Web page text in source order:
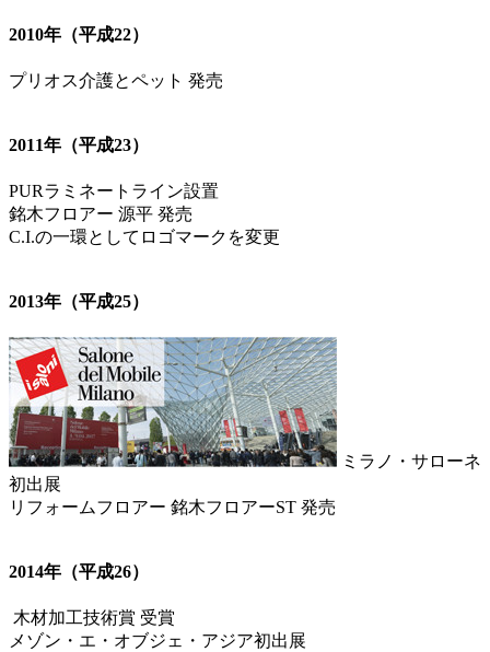
2010年（平成22）
プリオス介護とペット 発売
2011年（平成23）
PURラミネートライン設置
銘木フロアー 源平 発売
C.I.の一環としてロゴマークを変更
2013年（平成25）
ミラノ・サローネ
初出展
リフォームフロアー 銘木フロアーST 発売
2014年（平成26）
木材加工技術賞 受賞
メゾン・エ・オブジェ・アジア初出展